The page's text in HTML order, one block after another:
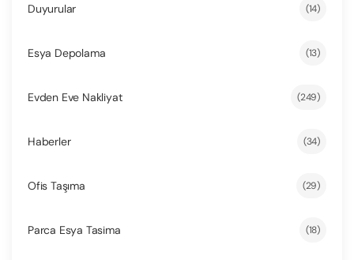
Duyurular (14)
Esya Depolama (13)
Evden Eve Nakliyat (249)
Haberler (34)
Ofis Taşıma (29)
Parca Esya Tasima (18)